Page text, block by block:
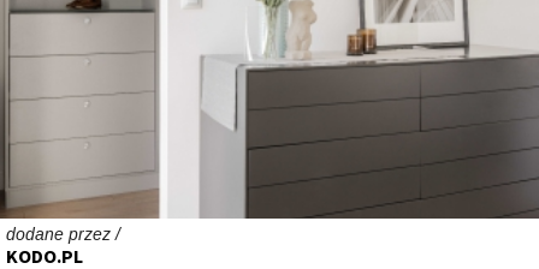
dodane przez /
KODO.PL